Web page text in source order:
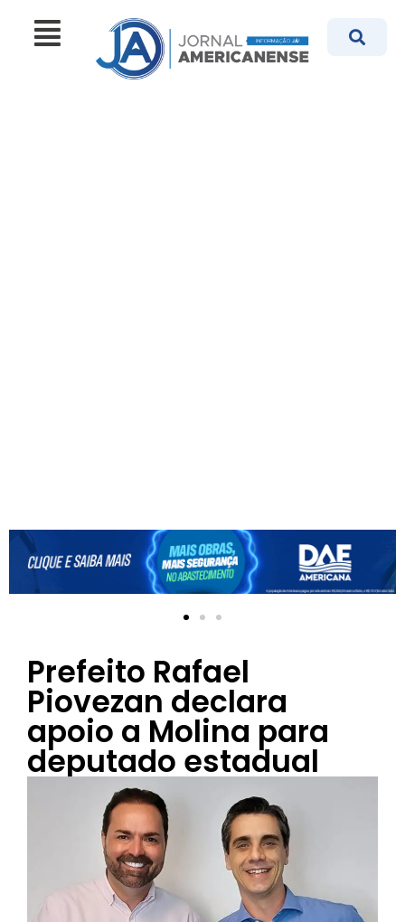
Prefeito Rafael
Piovezan declara
apoio a Molina para
deputado estadual